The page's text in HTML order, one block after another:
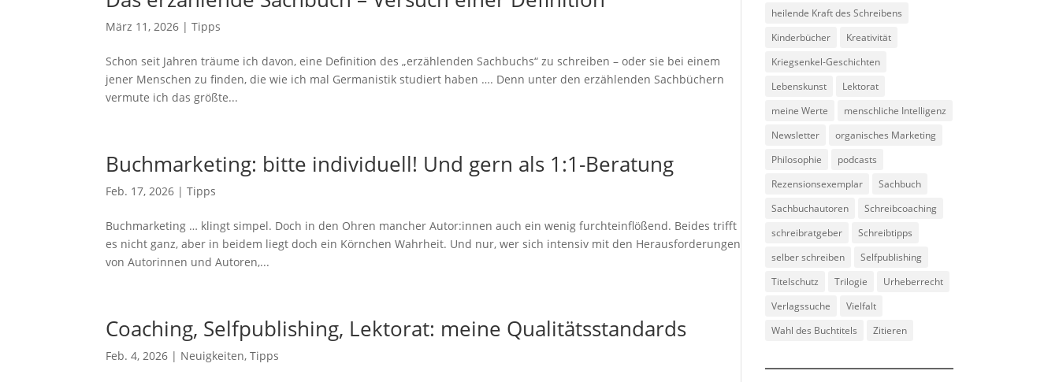
März 11, 2026 |Tipps
Schon seit Jahren träume ich davon, eine Definition des „erzählenden Sachbuchs“ zu schreiben – oder sie bei einem
jener Menschen zu finden, die wie ich mal Germanistik studiert haben …. Denn unter den erzählenden Sachbüchern
vermute ich das größte...
Buchmarketing: bitte individuell! Und gern als 1:1-Beratung
Feb. 17, 2026 |Tipps
Buchmarketing … klingt simpel. Doch in den Ohren mancher Autor:innen auch ein wenig furchteinflößend. Beides trifft
es nicht ganz, aber in beidem liegt doch ein Körnchen Wahrheit. Und nur, wer sich intensiv mit den Herausforderungen
von Autorinnen und Autoren,...
Coaching, Selfpublishing, Lektorat: meine Qualitätsstandards
Feb. 4, 2026 | Neuigkeiten,Tipps
heilende Kraft des Schreibens
Kinderbücher
Kreativität
Kriegsenkel-Geschichten
Lebenskunst
Lektorat
meine Werte
menschliche Intelligenz
Newsletter
organisches Marketing
Philosophie
podcasts
Rezensionsexemplar
Sachbuch
Sachbuchautoren
Schreibcoaching
schreibratgeber
Schreibtipps
selber schreiben
Selfpublishing
Titelschutz
Trilogie
Urheberrecht
Verlagssuche
Vielfalt
Wahl des Buchtitels
Zitieren